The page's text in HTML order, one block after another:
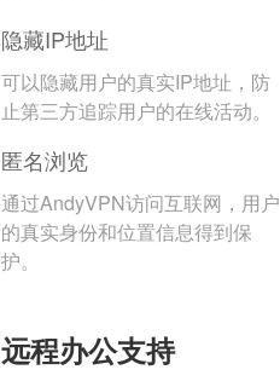
隐藏IP地址
可以隐藏用户的真实IP地址，防
止第三方追踪用户的在线活动。
匿名浏览
通过AndyVPN访问互联网，用户
的真实身份和位置信息得到保
护。
远程办公支持